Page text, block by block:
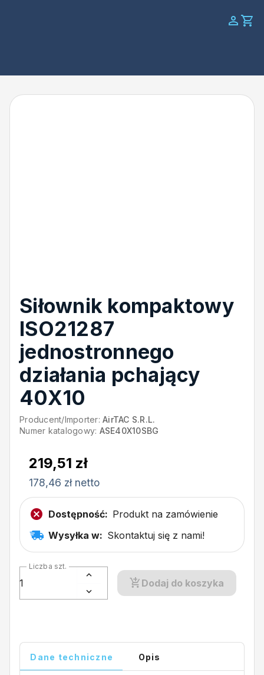
Siłownik kompaktowy
ISO21287
jednostronnego
działania pchający
40X10
Producent/Importer: AirTAC S.R.L.
Numer katalogowy: ASE40X10SBG
219,51 zł
178,46 zł netto
Dostępność: Produkt na zamówienie
Wysyłka w: Skontaktuj się z nami!
Liczba szt.
Dodaj do koszyka
Dane techniczne Opis